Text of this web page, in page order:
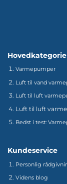
Varmepumper
Luft til vand
Luft til luft
Luft til luft
Bedst i test:
Kundeservice
Personlig
Videns blog